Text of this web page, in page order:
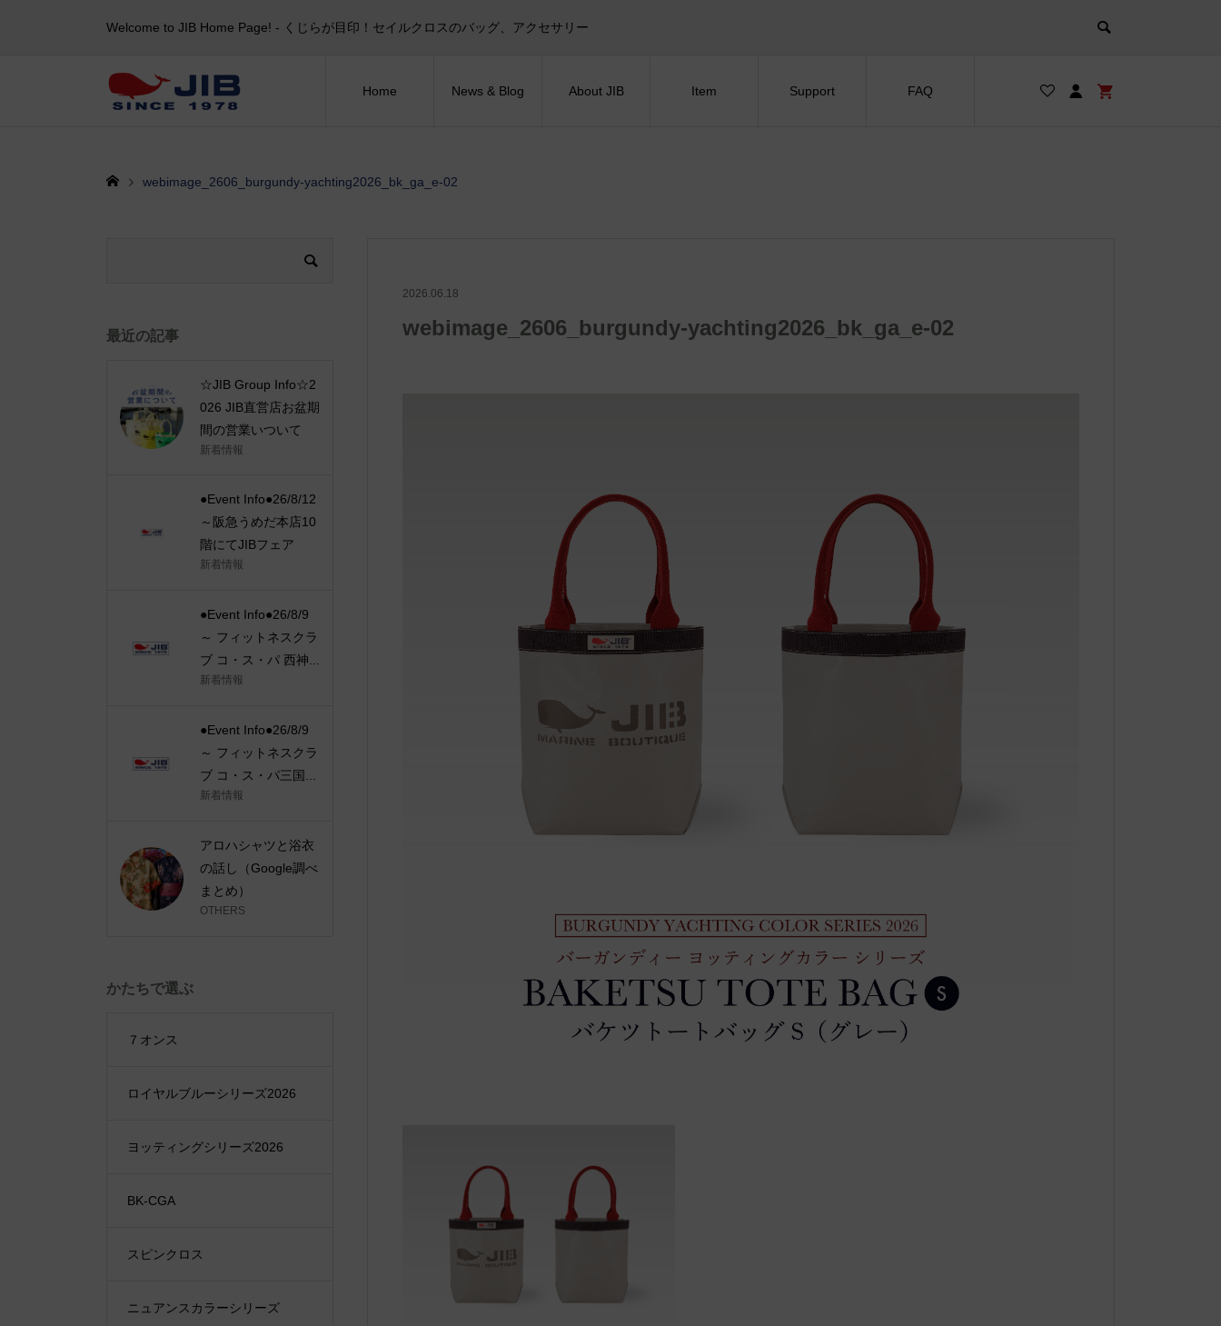
Welcome to JIB Home Page! ‐ くじらが目印！セイルクロスのバッグ、アクセサリー
Home News & Blog About JIB Item Support FAQ
webimage_2606_burgundy-yachting2026_bk_ga_e-02
2026.06.18
webimage_2606_burgundy-yachting2026_bk_ga_e-02
最近の記事
☆JIB Group Info☆2
026 JIB直営店お盆期
間の営業いついて
新着情報
●Event Info●26/8/12
～阪急うめだ本店10
階にてJIBフェア
新着情報
●Event Info●26/8/9
～ フィットネスクラ
ブ コ・ス・パ 西神...
新着情報
●Event Info●26/8/9
～ フィットネスクラ
ブ コ・ス・パ三国...
新着情報
アロハシャツと浴衣
の話し（Google調べ
まとめ）
OTHERS
かたちで選ぶ
７オンス
ロイヤルブルーシリーズ2026
ヨッティングシリーズ2026
BK-CGA
スピンクロス
ニュアンスカラーシリーズ